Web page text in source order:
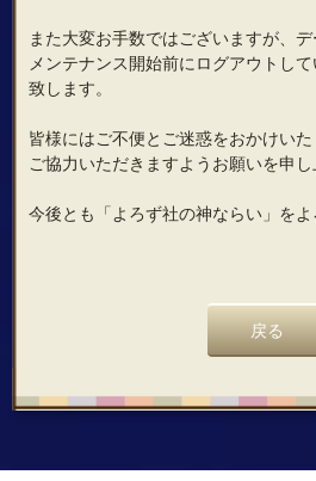
また大変お手数ではございますが、デ
メンテナンス開始前にログアウトし
致します。
皆様にはご不便とご迷惑をおかけいた
ご協力いただきますようお願いを申し
今後とも「よろず社の神ならい」をよ
戻る